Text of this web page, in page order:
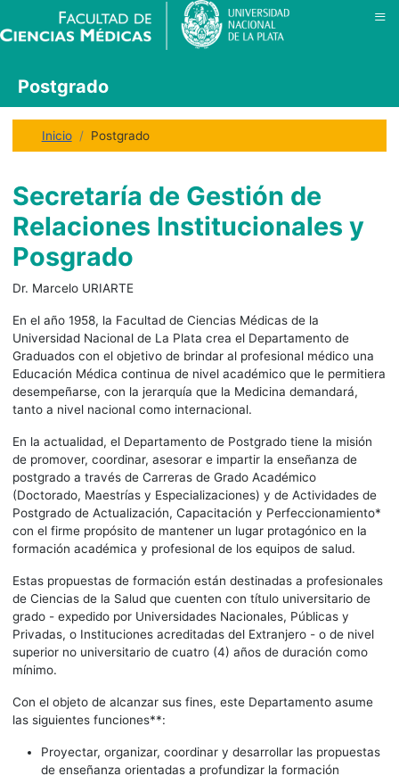
Inicio Postgrado
Secretaría de Gestión de
Relaciones Institucionales y
Posgrado
Dr. Marcelo URIARTE
En el año 1958, la Facultad de Ciencias Médicas de la
Universidad Nacional de La Plata crea el Departamento de
Graduados con el objetivo de brindar al profesional médico una
Educación Médica continua de nivel académico que le permitiera
desempeñarse, con la jerarquía que la Medicina demandará,
tanto a nivel nacional como internacional.
En la actualidad, el Departamento de Postgrado tiene la misión
de promover, coordinar, asesorar e impartir la enseñanza de
postgrado a través de Carreras de Grado Académico
(Doctorado, Maestrías y Especializaciones) y de Actividades de
Postgrado de Actualización, Capacitación y Perfeccionamiento*
con el firme propósito de mantener un lugar protagónico en la
formación académica y profesional de los equipos de salud.
Estas propuestas de formación están destinadas a profesionales
de Ciencias de la Salud que cuenten con título universitario de
grado - expedido por Universidades Nacionales, Públicas y
Privadas, o Instituciones acreditadas del Extranjero - o de nivel
superior no universitario de cuatro (4) años de duración como
mínimo.
Con el objeto de alcanzar sus fines, este Departamento asume
las siguientes funciones**:
Proyectar, organizar, coordinar y desarrollar las propuestas
de enseñanza orientadas a profundizar la formación
Postgrado
≡